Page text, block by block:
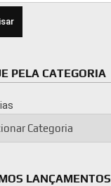
PELA CATEGORIA
LANÇAMENTOS